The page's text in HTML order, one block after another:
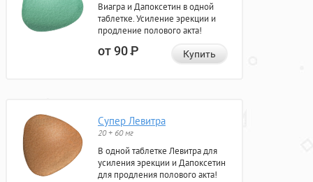
Виагра и Дапоксетин в одной
таблетке. Усиление эрекции и
продление полового акта!
от 90Р Купить
Супер Левитра
20 + 60 мг
В одной таблетке Левитра для
усиления эрекции и Дапоксетин
для продления полового акта!